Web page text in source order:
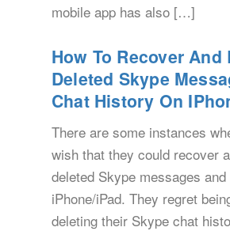
mobile app has also […]
How To Recover And
Deleted Skype
Chat History On
There are some instances
wish that they could recover
deleted Skype messages
iPhone/iPad. They regret
deleting their Skype chat